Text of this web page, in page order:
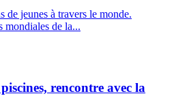
de jeunes à travers le monde.
mondiales de la...
rencontre avec la